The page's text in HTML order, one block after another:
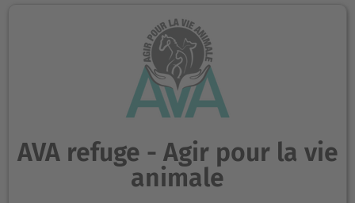
AVA refuge - Agir pour la vie
animale